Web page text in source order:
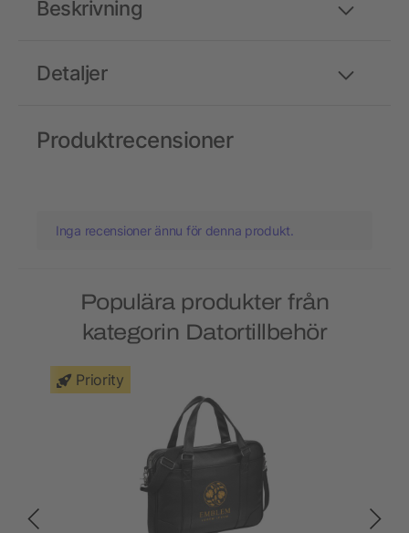
Detaljer
Beskrivning
Produktrecensioner
Inga recensioner ännu för denna produkt.
Populära produkter från
kategorin Datortillbehör
Priority